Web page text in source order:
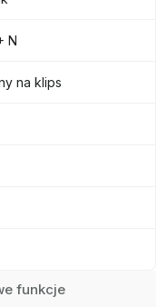
N
na klips
funkcje